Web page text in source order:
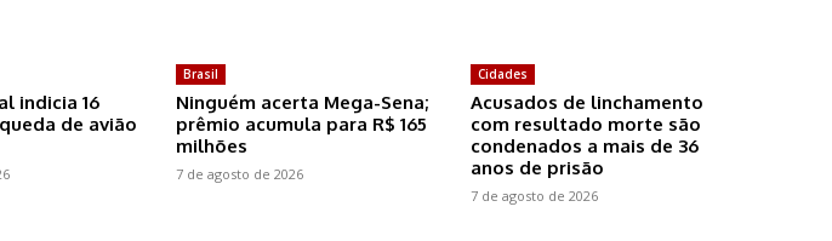
indicia 16
de avião
Brasil
Ninguém acerta Mega-Sena;
prêmio acumula para R$ 165
milhões
7 de agosto de 2026
Cidades
Acusados de linchamento
com resultado morte são
condenados a mais de 36
anos de prisão
7 de agosto de 2026